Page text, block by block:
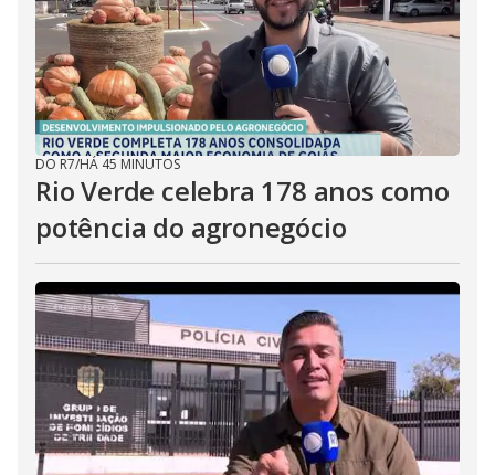
DO R7/HÁ 45 MINUTOS
Rio Verde celebra 178 anos como
potência do agronegócio